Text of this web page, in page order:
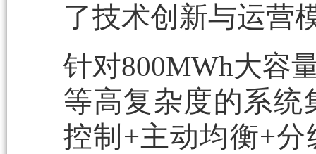
了技术创新与运营
针对800MWh大容
等高复杂度的系统
控制+主动均衡+